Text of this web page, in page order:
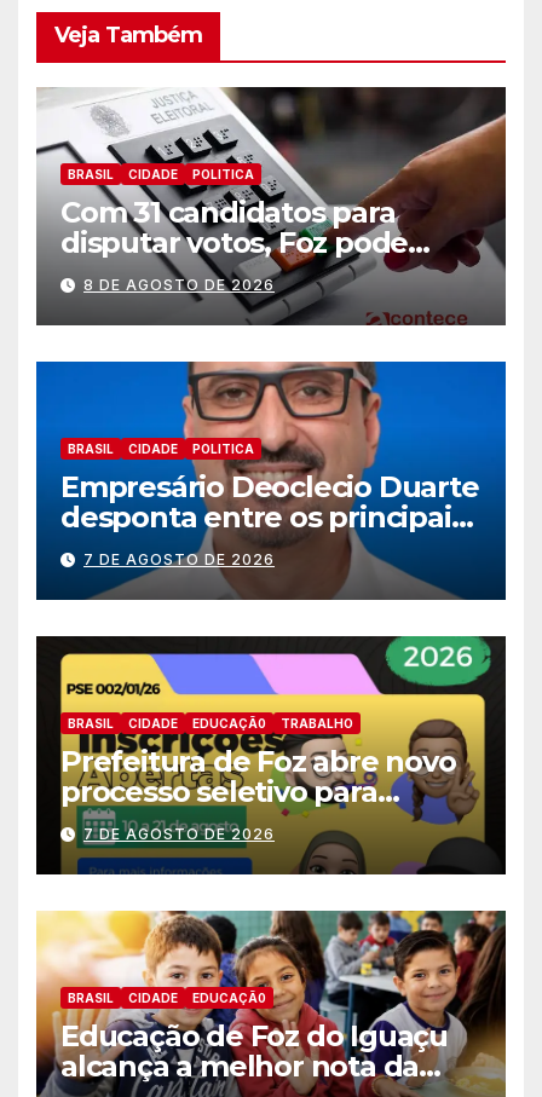
Veja Também
BRASIL CIDADE POLITICA
Com 31 candidatos para
disputar votos, Foz pode
perder representatividade
8 DE AGOSTO DE 2026
BRASIL CIDADE POLITICA
Empresário Deoclecio Duarte
desponta entre os principais
nomes do União Brasil para
deputado estadual
7 DE AGOSTO DE 2026
BRASIL CIDADE EDUCAÇÃ0 TRABALHO
Prefeitura de Foz abre novo
processo seletivo para
estagiários
7 DE AGOSTO DE 2026
BRASIL CIDADE EDUCAÇÃ0
Educação de Foz do Iguaçu
alcança a melhor nota da